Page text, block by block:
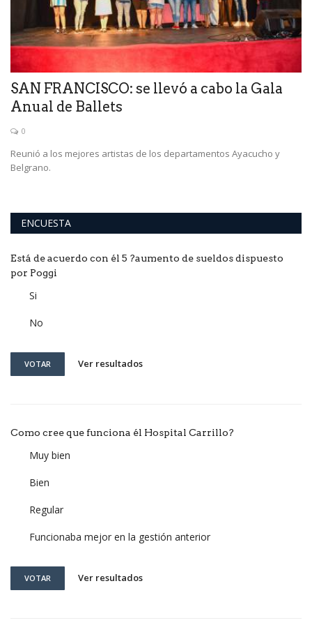
SAN FRANCISCO: se llevó a cabo la Gala
Anual de Ballets
0
Reunió a los mejores artistas de los departamentos Ayacucho y
Belgrano.
ENCUESTA
Está de acuerdo con él 5 ?aumento de sueldos dispuesto
por Poggi
Si
No
VOTAR Ver resultados
Como cree que funciona él Hospital Carrillo?
Muy bien
Bien
Regular
Funcionaba mejor en la gestión anterior
VOTAR Ver resultados